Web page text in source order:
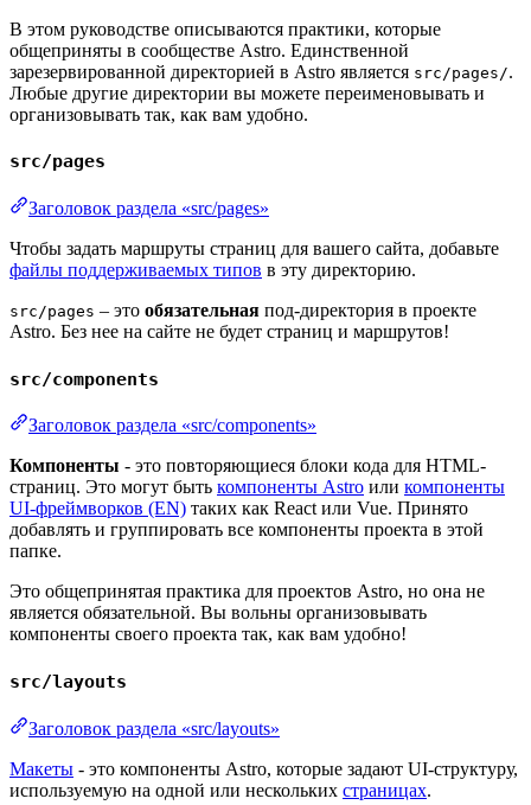
В этом руководстве описываются практики, которые
общеприняты в сообществе Astro. Единственной
зарезервированной директорией в Astro является src/pages/.
Любые другие директории вы можете переименовывать и
организовывать так, как вам удобно.
src/pages
Заголовок раздела «src/pages»
Чтобы задать маршруты страниц для вашего сайта, добавьте
файлы поддерживаемых типов в эту директорию.
src/pages – это обязательная под-директория в проекте
Astro. Без нее на сайте не будет страниц и маршрутов!
src/components
Заголовок раздела «src/components»
Компоненты - это повторяющиеся блоки кода для HTML-
страниц. Это могут быть компоненты Astro или компоненты
UI-фреймворков (EN) таких как React или Vue. Принято
добавлять и группировать все компоненты проекта в этой
папке.
Это общепринятая практика для проектов Astro, но она не
является обязательной. Вы вольны организовывать
компоненты своего проекта так, как вам удобно!
src/layouts
Заголовок раздела «src/layouts»
Макеты - это компоненты Astro, которые задают UI-структуру,
используемую на одной или нескольких страницах.